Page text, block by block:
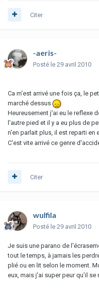
Citer
-aeris-
Posté le 29 avril 2010
Ca m'est arrivé une fois ça, le
marché dessus
Heureusement j'ai eu le reflexe
l'autre pied et il y a eu plus de
n'en parlait plus, il est reparti en
C'est vite arrivé ce genre
Citer
wulfila
Posté le 29 avril 2010
Je suis une parano de
tout le temps, à jamais les
plié ou en lit selon le moment.
eux, mais j'ai super peur qu'il se